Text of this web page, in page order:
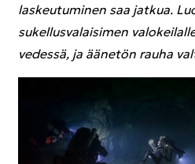
las­keu­tu­mi­nen saa jat­kua.
su­kel­lus­va­lai­si­men
ve­des­sä, ja ää­ne­tön rauha